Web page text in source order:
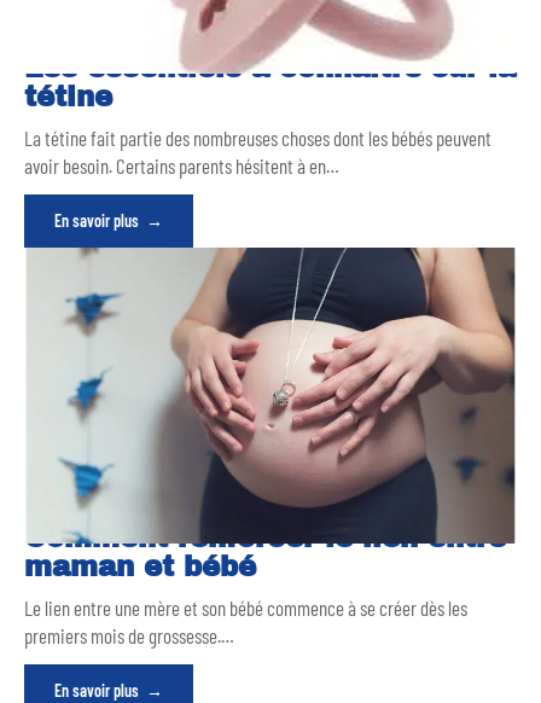
Les essentiels à connaître sur la
tétine
La tétine fait partie des nombreuses choses dont les bébés peuvent
avoir besoin. Certains parents hésitent à en…
En savoir plus
Comment renforcer le lien entre
maman et bébé
Le lien entre une mère et son bébé commence à se créer dès les
premiers mois de grossesse.…
En savoir plus